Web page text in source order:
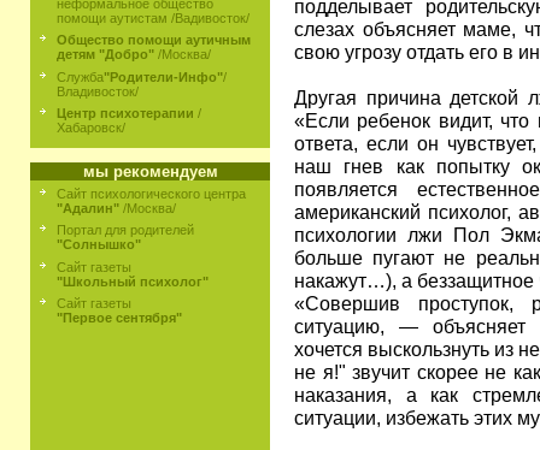
неформальное общество
помощи аутистам /Вадивосток/
Общество помощи аутичным
детям "Добро" /Москва/
Служба"Родители-Инфо"/
Владивосток/
Центр психотерапии /
Хабаровск/
мы рекомендуем
Сайт психологического центра
"Адалин" /Москва/
Портал для родителей
"Солнышко"
Сайт газеты
"Школьный психолог"
Сайт газеты
"Первое сентября"
подделывает
слезах объясняет маме,
свою угрозу отдать его в
Другая причина детской
«Если ребенок видит,
ответа, если он
наш гнев как попытку
появляется
американский психолог,
психологии лжи Пол
больше пугают не
накажут…), а беззащитное
«Совершив проступок,
ситуацию, —
хочется выскользнуть из
не я!" звучит скорее не
наказания, а как
ситуации, избежать этих